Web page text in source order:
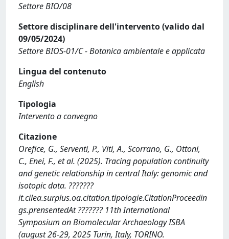
Settore BIO/08
Settore disciplinare dell'intervento (valido dal
09/05/2024)
Settore BIOS-01/C - Botanica ambientale e applicata
Lingua del contenuto
English
Tipologia
Intervento a convegno
Citazione
Orefice, G., Serventi, P., Viti, A., Scorrano, G., Ottoni,
C., Enei, F., et al. (2025). Tracing population continuity
and genetic relationship in central Italy: genomic and
isotopic data. ???????
it.cilea.surplus.oa.citation.tipologie.CitationProceedin
gs.prensentedAt ??????? 11th International
Symposium on Biomolecular Archaeology ISBA
(august 26-29, 2025 Turin, Italy, TORINO.